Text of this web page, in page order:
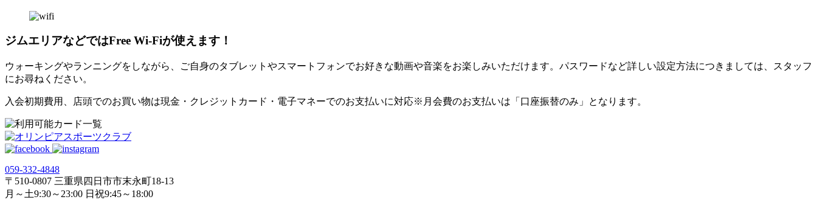
ジムエリアなどではFree Wi-Fiが使えます！
ウォーキングやランニングをしながら、ご自身のタブレットやスマートフォンでお好きな動画や音楽をお楽しみいただけます。パスワードなど詳しい設定方法につきましては、スタッフ
にお尋ねください。
入会初期費用、店頭でのお買い物は現金・クレジットカード・電子マネーでのお支払いに対応※月会費のお支払いは「口座振替のみ」となります。
059‐332‐4848
〒510-0807 三重県四日市市末永町18‐13
月～土9:30～23:00 日祝9:45～18:00